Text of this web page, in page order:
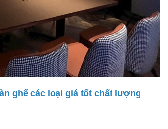
ghế các loại giá tốt chất lượng